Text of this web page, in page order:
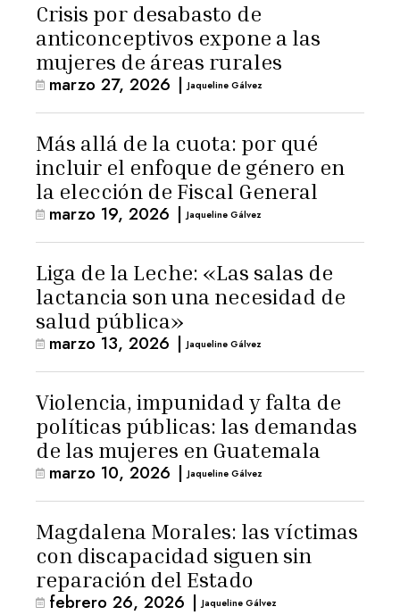
Crisis por desabasto de
anticonceptivos expone a las
mujeres de áreas rurales
marzo 27, 2026 | Jaqueline Gálvez
Más allá de la cuota: por qué
incluir el enfoque de género en
la elección de Fiscal General
marzo 19, 2026 | Jaqueline Gálvez
Liga de la Leche: «Las salas de
lactancia son una necesidad de
salud pública»
marzo 13, 2026 | Jaqueline Gálvez
Violencia, impunidad y falta de
políticas públicas: las demandas
de las mujeres en Guatemala
marzo 10, 2026 | Jaqueline Gálvez
Magdalena Morales: las víctimas
con discapacidad siguen sin
reparación del Estado
febrero 26, 2026 | Jaqueline Gálvez